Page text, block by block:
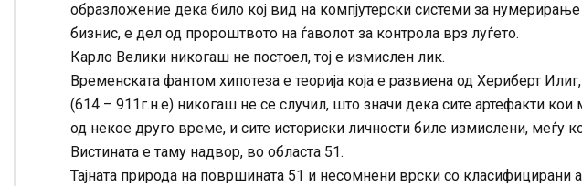
образложение дека било кој вид на компјутерски системи за
бизнис, е дел од пророштвото на ѓаволот за контрола врз луѓето.
Карло Велики никогаш не постоел, тој е измислен лик.
Временската фантом хипотеза е теорија која е развиена од Хериберт
(614 – 911г.н.е) никогаш не се случил, што значи дека сите артефакти
од некое друго време, и сите историски личности биле измислени, меѓу
Вистината е таму надвор, во областа 51.
Тајната природа на површината 51 и несомнени врски со класифицирани